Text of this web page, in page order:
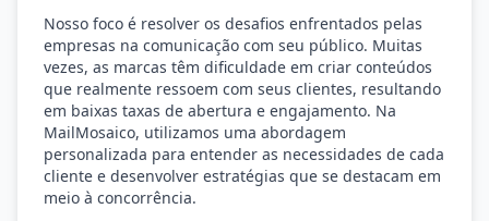
Nosso foco é resolver os desafios enfrentados pelas
empresas na comunicação com seu público. Muitas
vezes, as marcas têm dificuldade em criar conteúdos
que realmente ressoem com seus clientes, resultando
em baixas taxas de abertura e engajamento. Na
MailMosaico, utilizamos uma abordagem
personalizada para entender as necessidades de cada
cliente e desenvolver estratégias que se destacam em
meio à concorrência.